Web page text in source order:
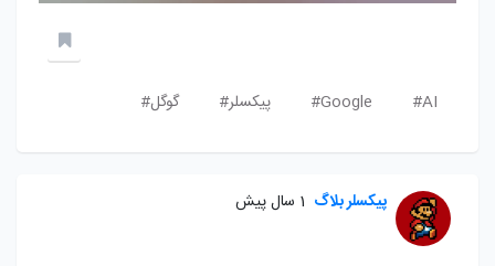
AI#
Google# پیکسلر# گوگل#
پیکسلر بلاگ 1 سال پیش